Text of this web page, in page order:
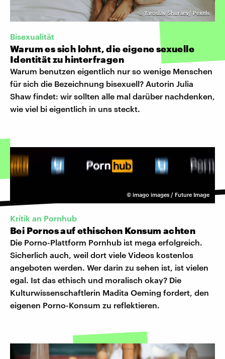
©Yaroslav Shuraev/ Pexels
Bisexualität
Warum es sich lohnt, die eigene sexuelle
Identität zu hinterfragen
Warum benutzen eigentlich nur so wenige Menschen
für sich die Bezeichnung bisexuell? Autorin Julia
Shaw findet: wir sollten alle mal darüber nachdenken,
wie viel bi eigentlich in uns steckt.
© imago images / Future Image
Kritik an Pornhub
Bei Pornos auf ethischen Konsum achten
Die Porno-Plattform Pornhub ist mega erfolgreich.
Sicherlich auch, weil dort viele Videos kostenlos
angeboten werden. Wer darin zu sehen ist, ist vielen
egal. Ist das ethisch und moralisch okay? Die
Kulturwissenschaftlerin Madita Oeming fordert, den
eigenen Porno-Konsum zu reflektieren.